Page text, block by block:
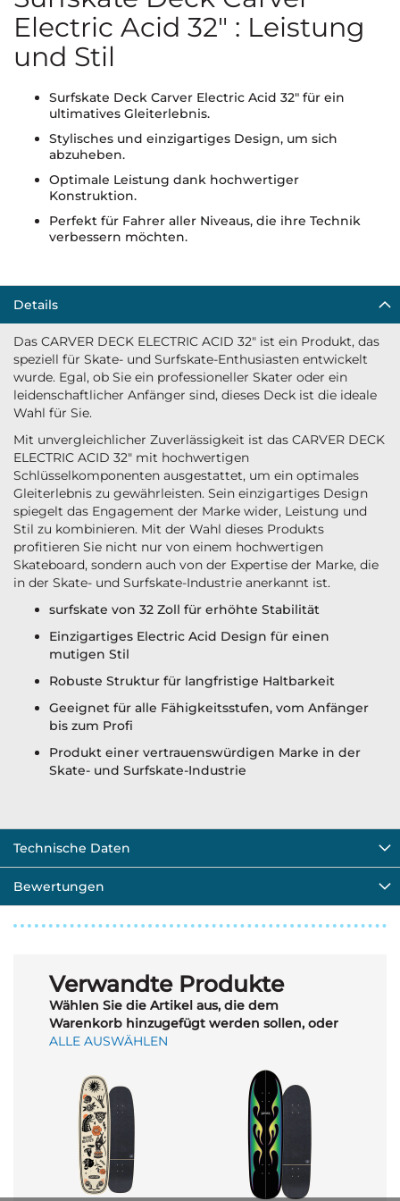
Electric Acid 32" : Leistung
und Stil
Surfskate Deck Carver Electric Acid 32" für ein
ultimatives Gleiterlebnis.
Stylisches und einzigartiges Design, um sich
abzuheben.
Optimale Leistung dank hochwertiger
Konstruktion.
Perfekt für Fahrer aller Niveaus, die ihre Technik
verbessern möchten.
Details
Das CARVER DECK ELECTRIC ACID 32" ist ein Produkt, das
speziell für Skate- und Surfskate-Enthusiasten entwickelt
wurde. Egal, ob Sie ein professioneller Skater oder ein
leidenschaftlicher Anfänger sind, dieses Deck ist die ideale
Wahl für Sie.
Mit unvergleichlicher Zuverlässigkeit ist das CARVER DECK
ELECTRIC ACID 32" mit hochwertigen
Schlüsselkomponenten ausgestattet, um ein optimales
Gleiterlebnis zu gewährleisten. Sein einzigartiges Design
spiegelt das Engagement der Marke wider, Leistung und
Stil zu kombinieren. Mit der Wahl dieses Produkts
profitieren Sie nicht nur von einem hochwertigen
Skateboard, sondern auch von der Expertise der Marke, die
in der Skate- und Surfskate-Industrie anerkannt ist.
surfskate von 32 Zoll für erhöhte Stabilität
Einzigartiges Electric Acid Design für einen
mutigen Stil
Robuste Struktur für langfristige Haltbarkeit
Geeignet für alle Fähigkeitsstufen, vom Anfänger
bis zum Profi
Produkt einer vertrauenswürdigen Marke in der
Skate- und Surfskate-Industrie
Technische Daten
Bewertungen
Verwandte Produkte
Wählen Sie die Artikel aus, die dem
Warenkorb hinzugefügt werden sollen, oder
ALLE AUSWÄHLEN